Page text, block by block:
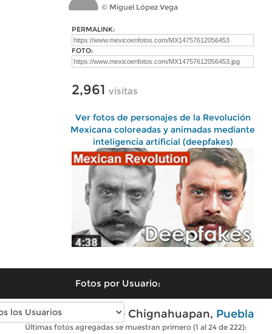
© Miguel López Vega
PERMALINK:
FOTO:
2,961 visitas
Ver fotos de personajes de la Revolución
Mexicana coloreadas y animadas mediante
inteligencia artificial (deepfakes)
Fotos por Usuario:
Fotos modernas de Chignahuapan, Puebla
Últimas fotos agregadas se muestran primero (1 al 24 de 222):